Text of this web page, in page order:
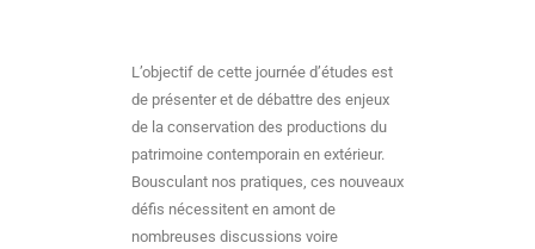
L’objectif de cette journée d’études est
de présenter et de débattre des enjeux
de la conservation des productions du
patrimoine contemporain en extérieur.
Bousculant nos pratiques, ces nouveaux
défis nécessitent en amont de
nombreuses discussions voire